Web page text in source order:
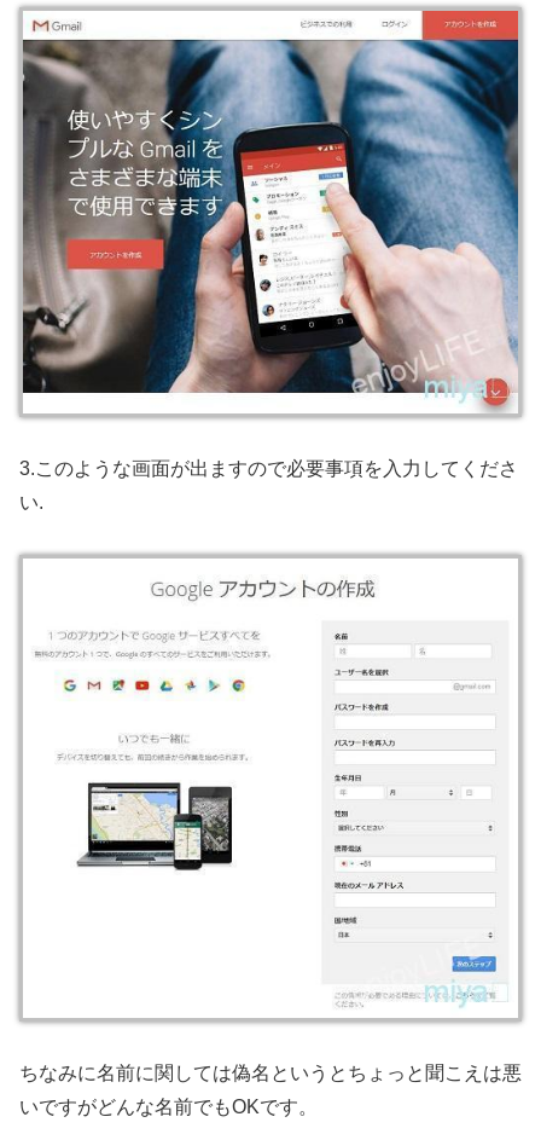
3.このような画面が出ますので必要事項を入力してくださ
い.
ちなみに名前に関しては偽名というとちょっと聞こえは悪
いですがどんな名前でもOKです。